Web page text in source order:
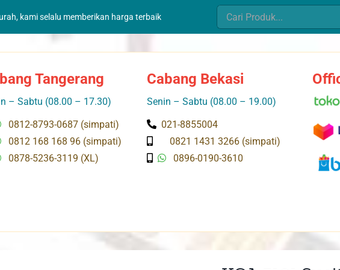
kami selalu memberikan harga terbaik
Search
for:
Tangerang
– Sabtu (08.00 – 17.30)
0812-8793-0687 (simpati)
0812 168 168 96 (simpati)
0878-5236-3119 (XL)
Cabang Bekasi
Senin – Sabtu (08.00 – 19.00)
021-8855004
0821 1431 3266 (simpati)
0896-0190-3610